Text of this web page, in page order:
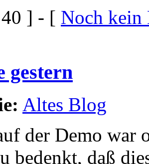
] - [ Noch kein
gestern
Altes Blog
der Demo war
bedenkt, daß